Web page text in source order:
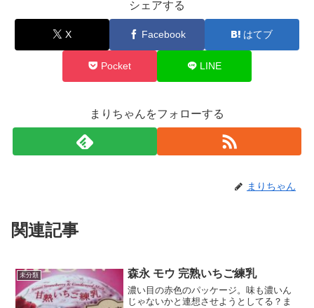
シェアする
X Facebook はてブ
Pocket LINE
まりちゃんをフォローする
まりちゃん
関連記事
未分類 森永 モウ 完熟いちご練乳
濃い目の赤色のパッケージ。味も濃いん
じゃないかと連想させようとしてる？ま